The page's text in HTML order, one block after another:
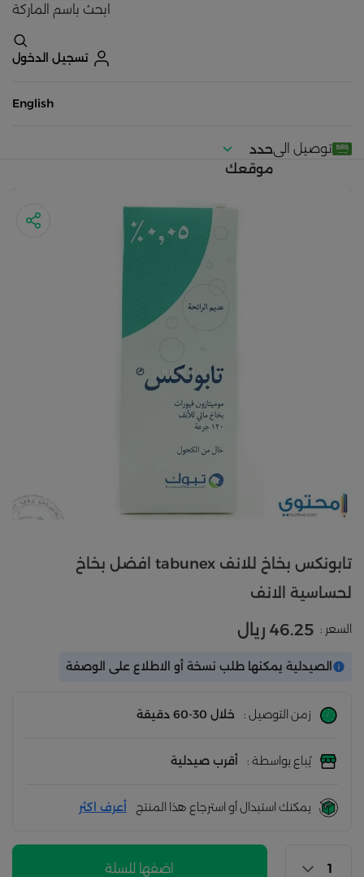
ابحث باسم الماركة
تسجيل الدخول
English
توصيل الىحدد
موقعك
تابونكس بخاخ للانف tabunex افضل بخاخ
لحساسية الانف
السعر : 46.25 ريال
الصيدلية يمكنها طلب نسخة أو الاطلاع على الوصفة
زمن التوصيل : خلال 30-60 دقيقة
يُباع بواسطة : أقرب صيدلية
يمكنك استبدال أو استرجاع هذا المنتج أعرف اكثر
اضفها للسلة